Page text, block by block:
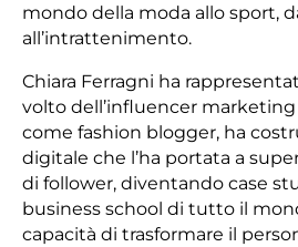
mondo della moda allo sport,
all’intrattenimento.
Chiara Ferragni ha
volto dell’influencer
come fashion blogger, ha
digitale che l’ha portata a
di follower, diventando case
business school di tutto il
capacità di trasformare il